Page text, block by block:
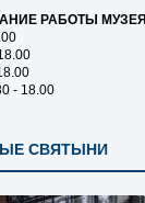
РАБОТЫ МУЗЕЯ
- 18.00
СВЯТЫНИ